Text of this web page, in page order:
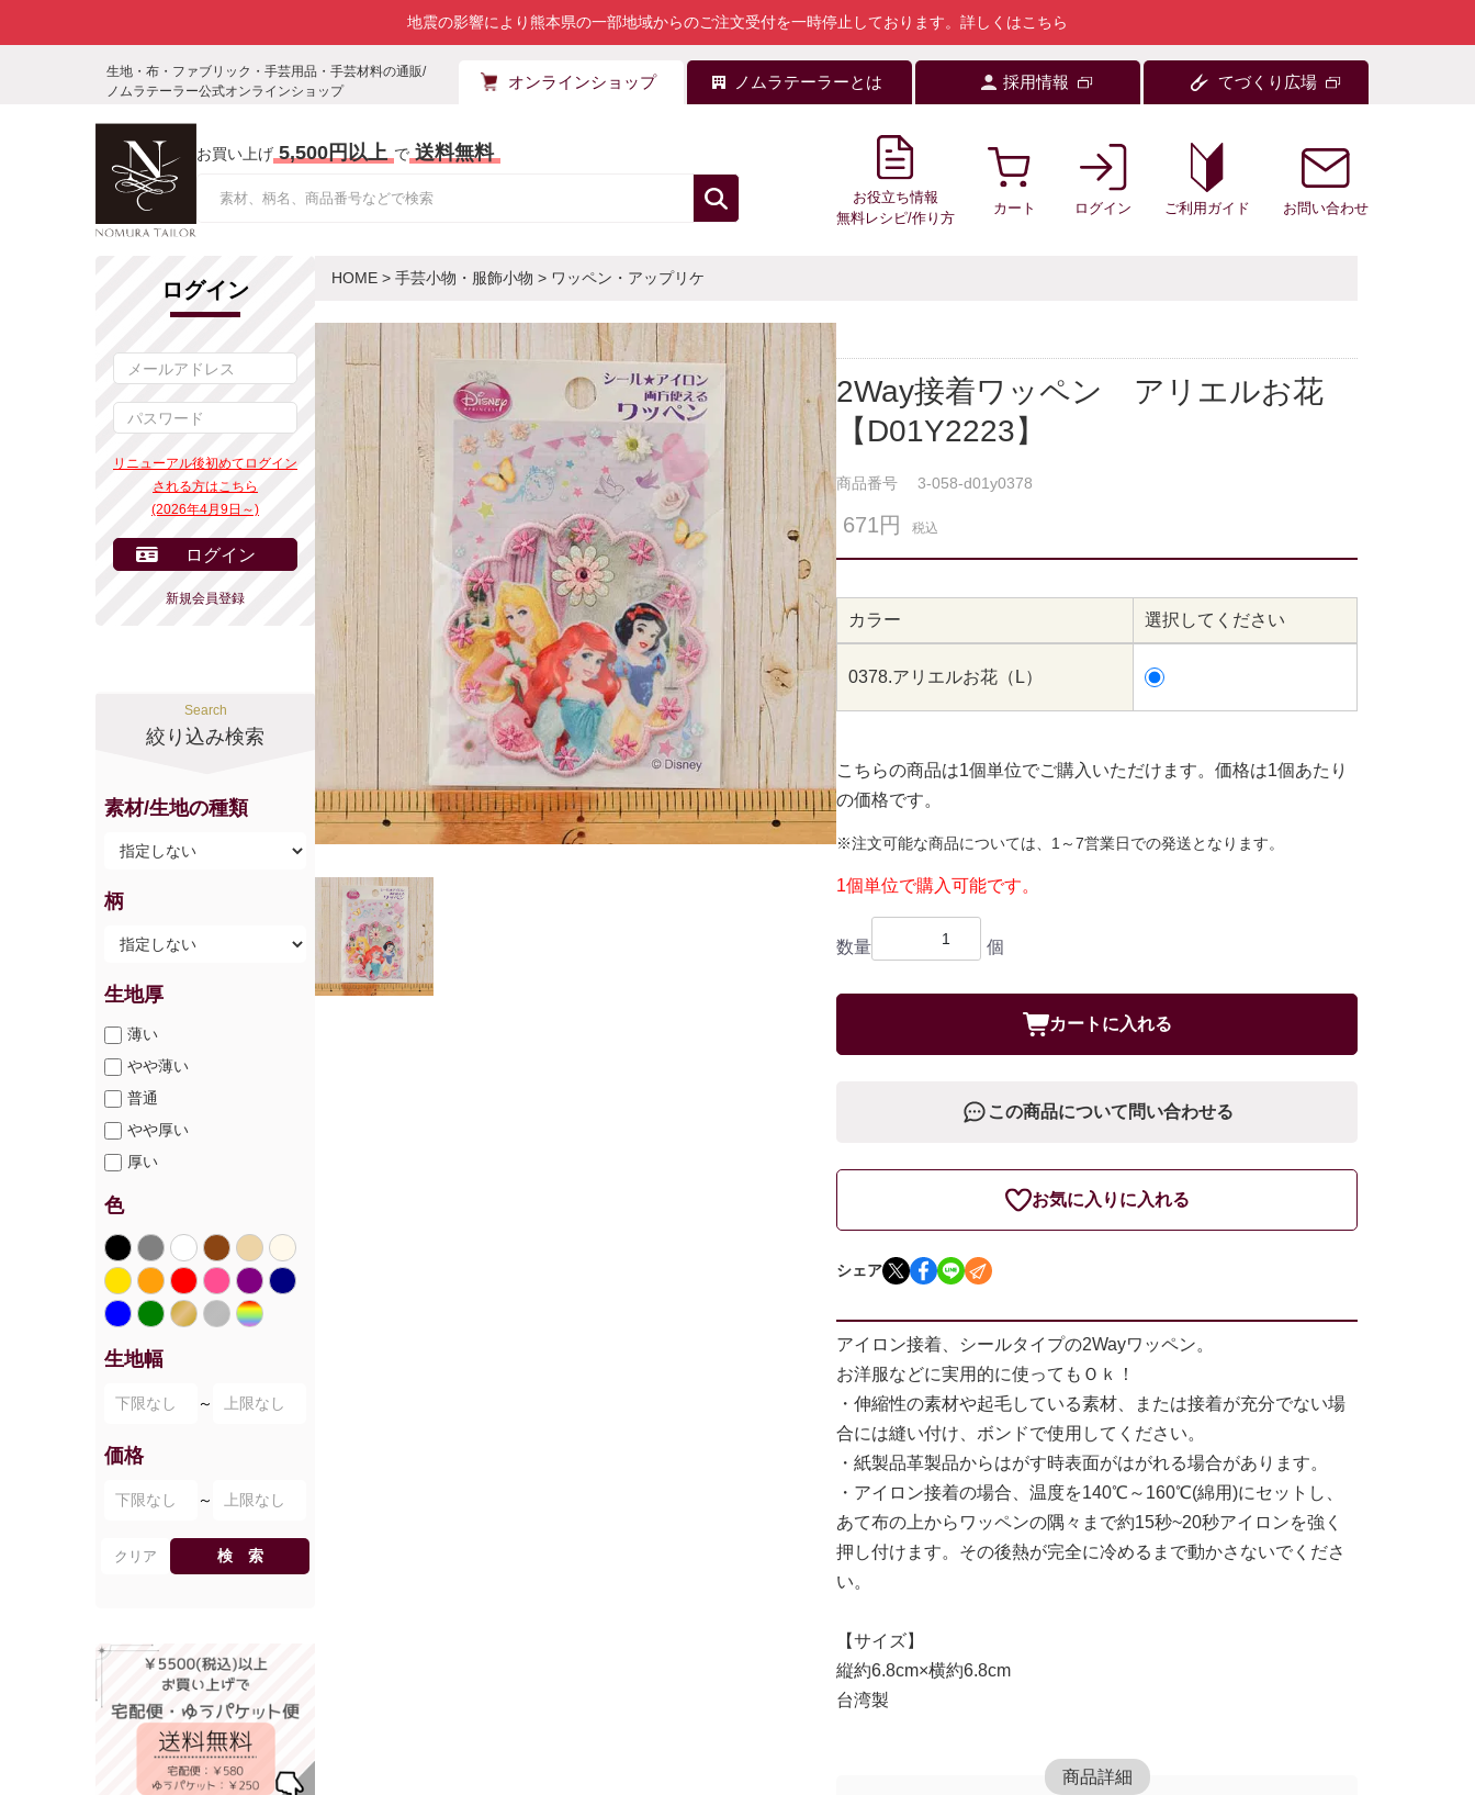
地震の影響により熊本県の一部地域からのご注文受付を一時停止しております。 詳しくはこちら
生地・布・ファブリック・手芸用品・手芸材料の通販/
ノムラテーラー公式オンラインショップ
オンラインショップ ノムラテーラーとは 採用情報 てづくり広場
お買い上げ 5,500円以上 で 送料無料
お役立ち情報
無料レシピ/作り方
カート ログイン ご利用ガイド お問い合わせ
ログイン
リニューアル後初めてログイン
される方はこちら
(2026年4月9日～)
ログイン
新規会員登録
Search
絞り込み検索
素材/生地の種類
柄
生地厚
薄い
やや薄い
普通
やや厚い
厚い
色
生地幅
～
価格
～
クリア 検 索
HOME > 手芸小物・服飾小物 > ワッペン・アップリケ
2Way接着ワッペン アリエルお花
【D01Y2223】
商品番号 3-058-d01y0378
671円 税込
カラー 選択してください
0378.アリエルお花（L）
こちらの商品は1個単位でご購入いただけます。価格は1個あたり
の価格です。
※注文可能な商品については、1～7営業日での発送となります。
1個単位で購入可能です。
数量 個
カートに入れる
この商品について問い合わせる
お気に入りに入れる
シェア
アイロン接着、シールタイプの2Wayワッペン。
お洋服などに実用的に使ってもＯｋ！
・伸縮性の素材や起毛している素材、または接着が充分でない場
合には縫い付け、ボンドで使用してください。
・紙製品革製品からはがす時表面がはがれる場合があります。
・アイロン接着の場合、温度を140℃～160℃(綿用)にセットし、
あて布の上からワッペンの隅々まで約15秒~20秒アイロンを強く
押し付けます。その後熱が完全に冷めるまで動かさないでくださ
い。
【サイズ】
縦約6.8cm×横約6.8cm
台湾製
商品詳細